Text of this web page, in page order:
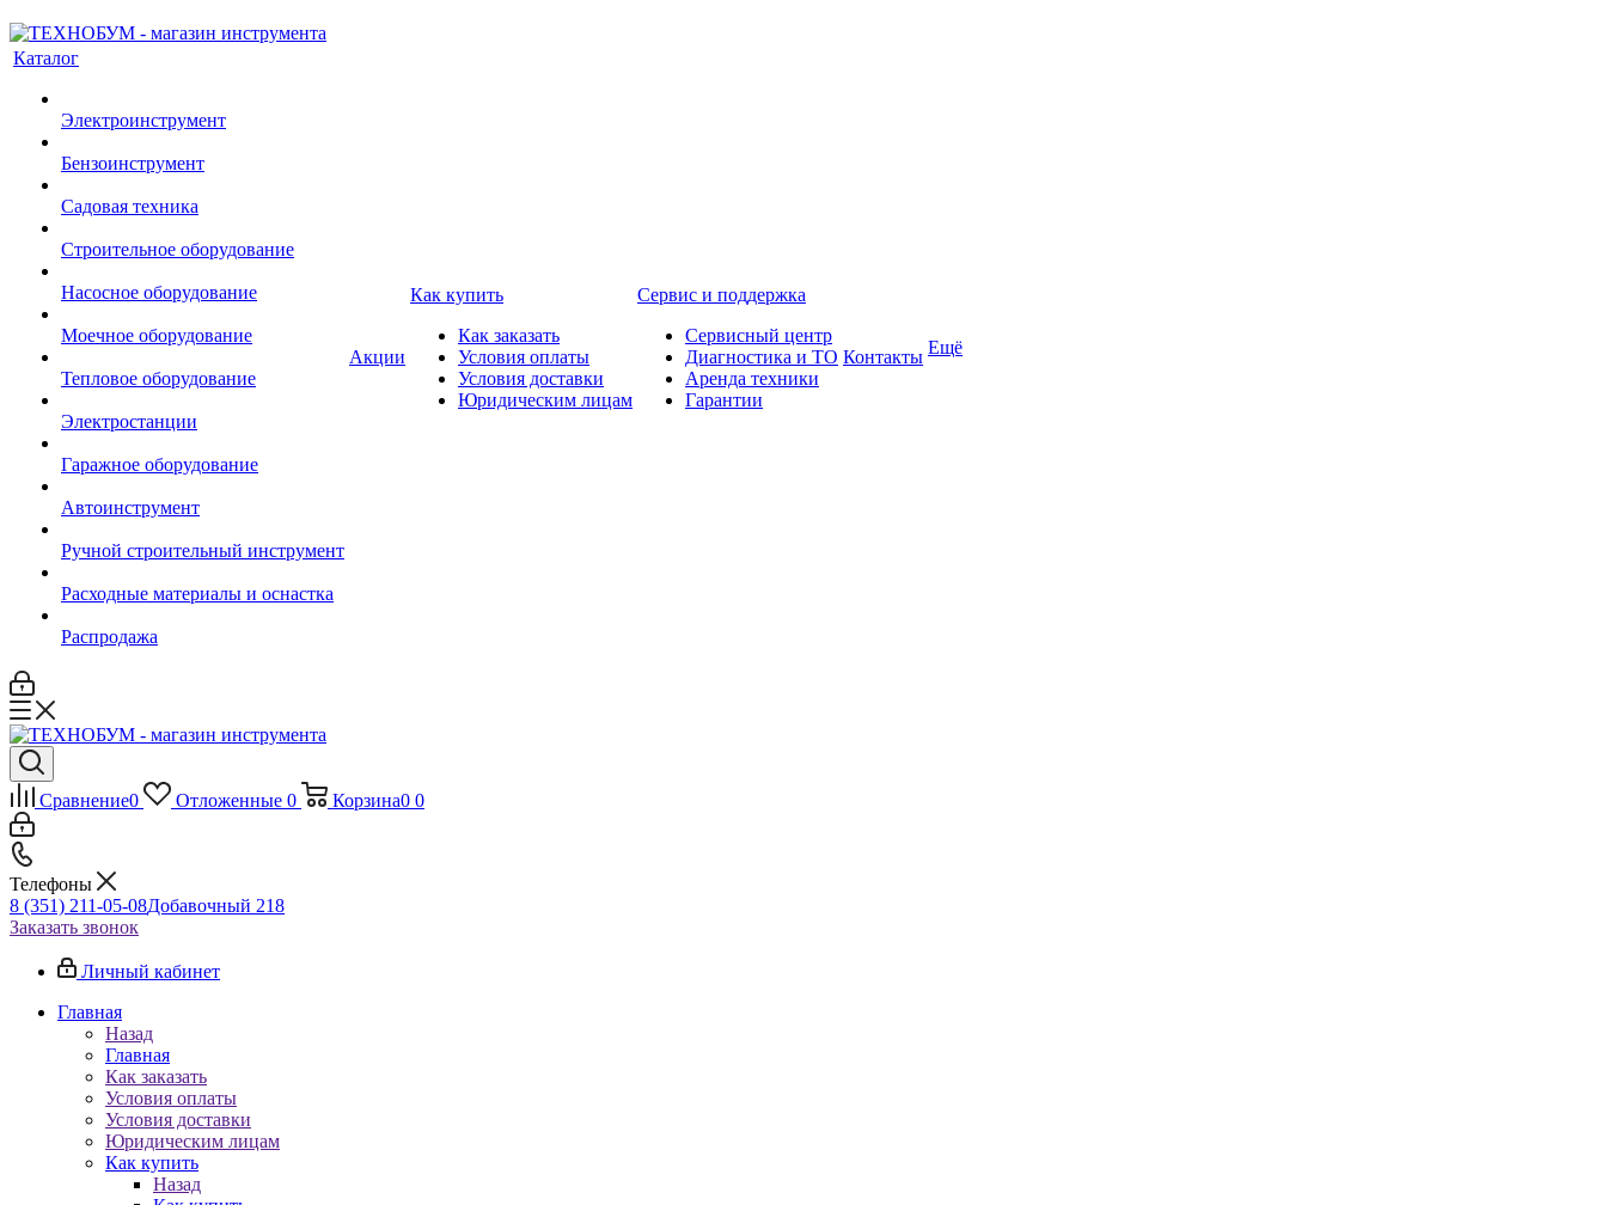
Каталог
Электроинструмент
Бензоинструмент
Садовая техника
Строительное оборудование
Насосное оборудование
Моечное оборудование
Тепловое оборудование
Электростанции
Гаражное оборудование
Автоинструмент
Ручной строительный инструмент
Расходные материалы и оснастка
Распродажа
Акции
Как купить
Как заказать
Условия оплаты
Условия доставки
Юридическим лицам
Сервис и поддержка
Сервисный центр
Диагностика и ТО
Аренда техники
Гарантии
Контакты Ещё
Сравнение0 Отложенные 0 Корзина0 0
Телефоны
8 (351) 211-05-08Добавочный 218
Заказать звонок
Личный кабинет
Главная
Назад
Главная
Как заказать
Условия оплаты
Условия доставки
Юридическим лицам
Как купить
Назад